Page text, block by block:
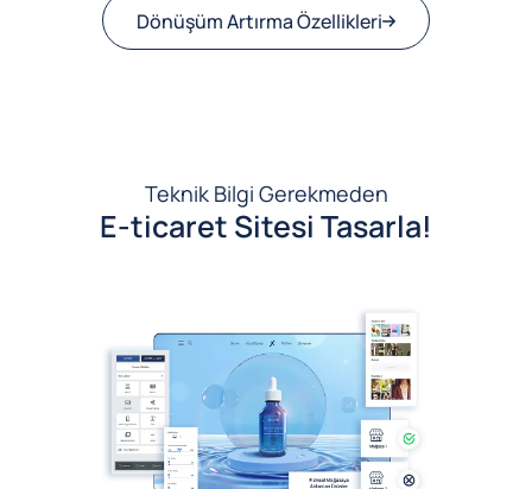
Dönüşüm Artırma Özellikleri
Teknik Bilgi Gerekmeden
E-ticaret Sitesi Tasarla!